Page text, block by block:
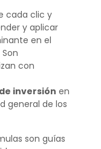
cada clic y
y aplicar
en el
con
inversión en
general de los
son guías